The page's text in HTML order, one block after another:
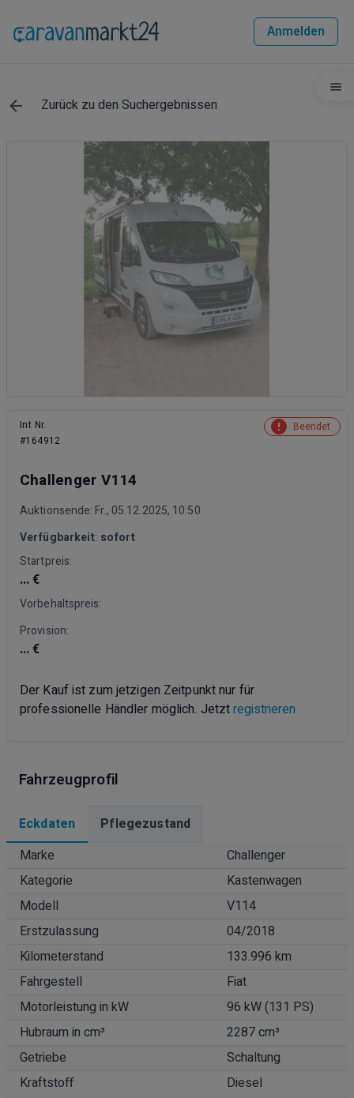
Anmelden
Zurück zu den Suchergebnissen
Int Nr.
#164912
Beendet
Challenger V114
Auktionsende: Fr., 05.12.2025, 10:50
Verfügbarkeit: sofort
Startpreis:
... €
Vorbehaltspreis:
Provision:
... €
Der Kauf ist zum jetzigen Zeitpunkt nur für
professionelle Händler möglich. Jetztregistrieren
Fahrzeugprofil
Eckdaten
Pflegezustand
Marke
Challenger
Kategorie
Kastenwagen
Modell
V114
Erstzulassung
04/2018
Kilometerstand
133.996 km
Fahrgestell
Fiat
Motorleistung in kW
96 kW (131 PS)
Hubraum in cm³
2287 cm³
Getriebe
Schaltung
Kraftstoff
Diesel